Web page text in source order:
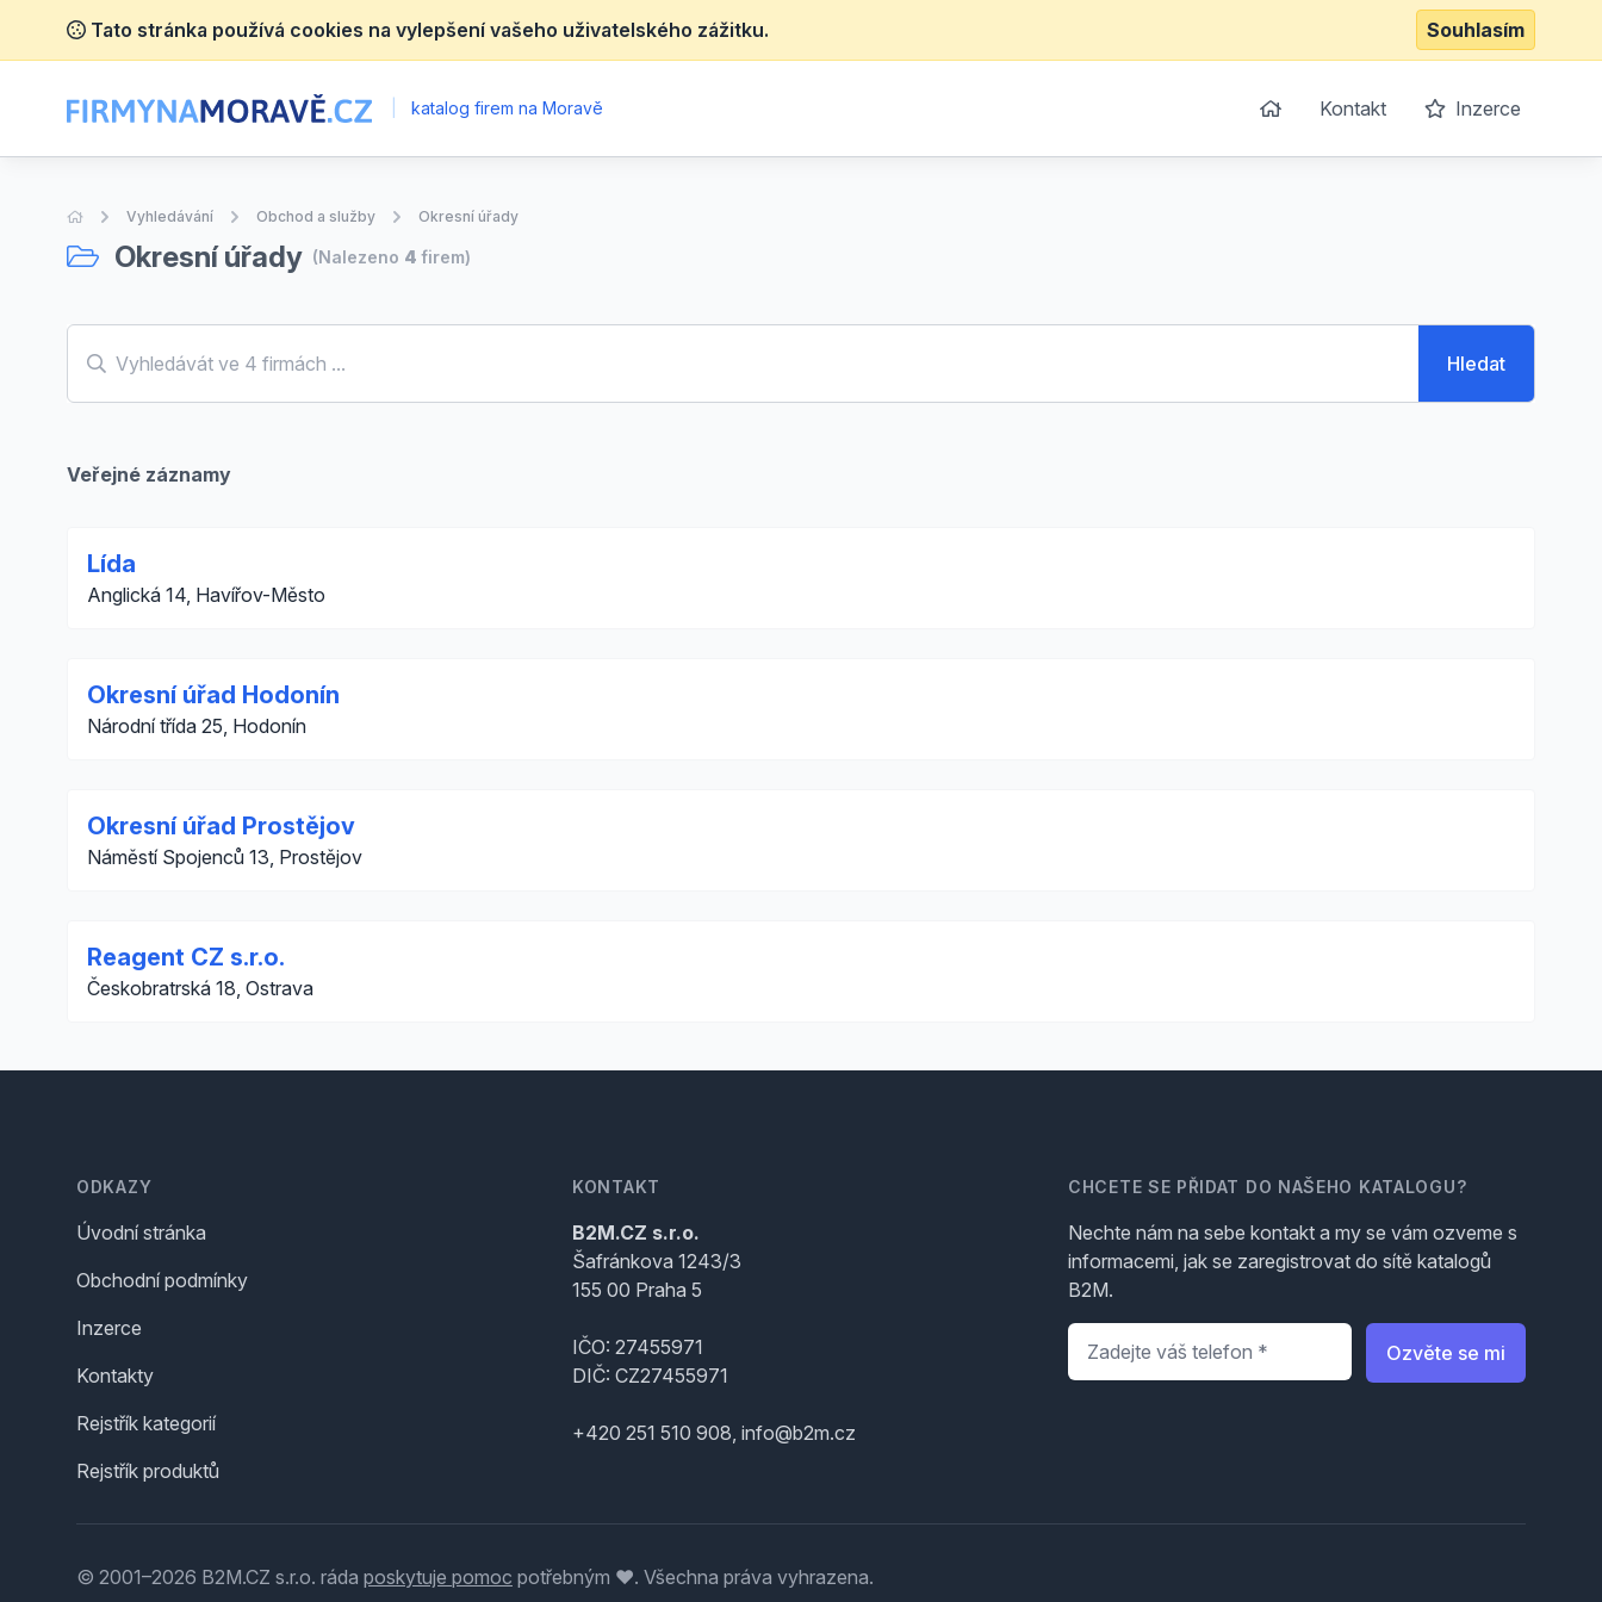
Tato stránka používá cookies na vylepšení vašeho uživatelského zážitku. Souhlasím
katalog firem na Moravě Kontakt Inzerce
Úvodní stránka
Vyhledávání Obchod a služby Okresní úřady
Okresní úřady (Nalezeno 4 firem)
Hledat
Veřejné záznamy
Lída
Anglická 14, Havířov-Město
Okresní úřad Hodonín
Národní třída 25, Hodonín
Okresní úřad Prostějov
Náměstí Spojenců 13, Prostějov
Reagent CZ s.r.o.
Českobratrská 18, Ostrava
ODKAZY
Úvodní stránka
Obchodní podmínky
Inzerce
Kontakty
Rejstřík kategorií
Rejstřík produktů
KONTAKT
B2M.CZ s.r.o.
Šafránkova 1243/3
155 00 Praha 5
IČO: 27455971
DIČ: CZ27455971
+420 251 510 908, info@b2m.cz
CHCETE SE PŘIDAT DO NAŠEHO KATALOGU?
Nechte nám na sebe kontakt a my se vám ozveme s
informacemi, jak se zaregistrovat do sítě katalogů
B2M.
Telefon
Ozvěte se mi
© 2001–2026 B2M.CZ s.r.o. ráda poskytuje pomoc potřebným ♥️. Všechna práva vyhrazena.